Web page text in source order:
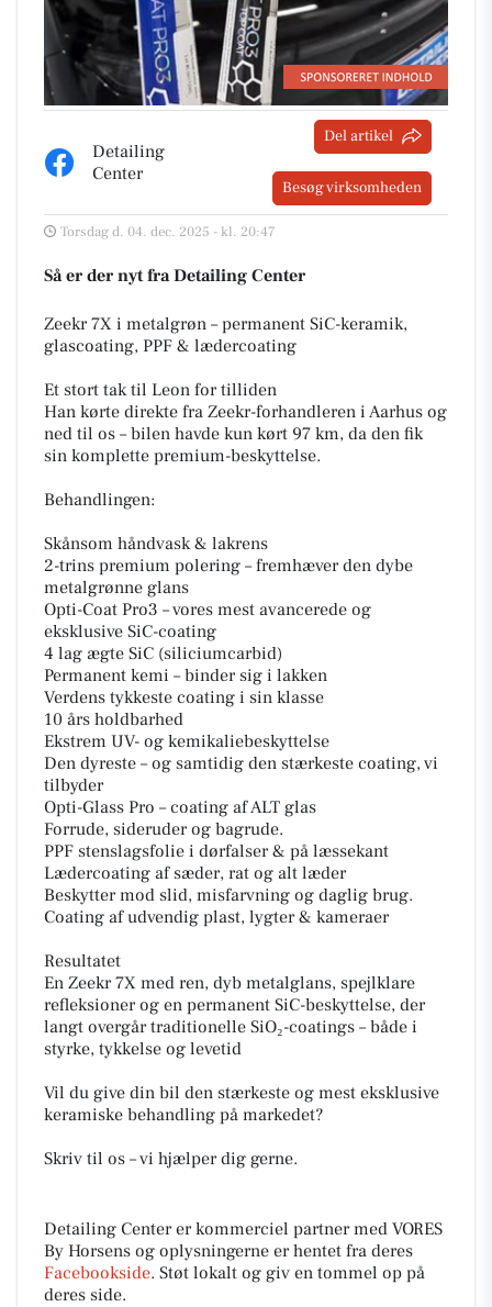
Detailing
Center
Del artikel
Besøg virksomheden
Torsdag d. 04. dec. 2025 - kl. 20:47
Så er der nyt fra Detailing Center
Zeekr 7X i metalgrøn – permanent SiC-keramik,
glascoating, PPF & lædercoating ️
Et stort tak til Leon for tilliden
Han kørte direkte fra Zeekr-forhandleren i Aarhus og
ned til os – bilen havde kun kørt 97 km, da den fik
sin komplette premium-beskyttelse.
Behandlingen:
Skånsom håndvask & lakrens
2-trins premium polering – fremhæver den dybe
metalgrønne glans
Opti-Coat Pro3 – vores mest avancerede og
eksklusive SiC-coating
4 lag ægte SiC (siliciumcarbid)
Permanent kemi – binder sig i lakken
Verdens tykkeste coating i sin klasse
10 års holdbarhed
Ekstrem UV- og kemikaliebeskyttelse
Den dyreste – og samtidig den stærkeste coating, vi
tilbyder
Opti-Glass Pro – coating af ALT glas
Forrude, sideruder og bagrude.
PPF stenslagsfolie i dørfalser & på læssekant
Lædercoating af sæder, rat og alt læder
Beskytter mod slid, misfarvning og daglig brug.
Coating af udvendig plast, lygter & kameraer
Resultatet
En Zeekr 7X med ren, dyb metalglans, spejlklare
refleksioner og en permanent SiC-beskyttelse, der
langt overgår traditionelle SiO₂-coatings – både i
styrke, tykkelse og levetid
Vil du give din bil den stærkeste og mest eksklusive
keramiske behandling på markedet?
Skriv til os – vi hjælper dig gerne.
Detailing Center er kommerciel partner med VORES
By Horsens og oplysningerne er hentet fra deres
Facebookside. Støt lokalt og giv en tommel op på
deres side.